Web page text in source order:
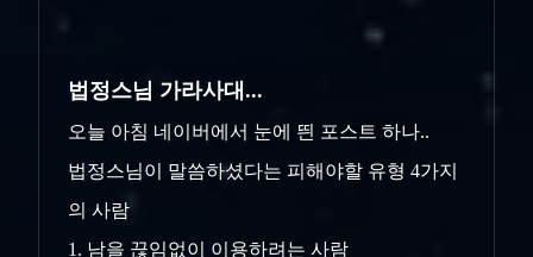
법정스님 가라사대...
오늘 아침 네이버에서 눈에 띈 포스트 하나..
법정스님이 말씀하셨다는 피해야할 유형 4가지
의 사람
1. 남을 끊임없이 이용하려는 사람